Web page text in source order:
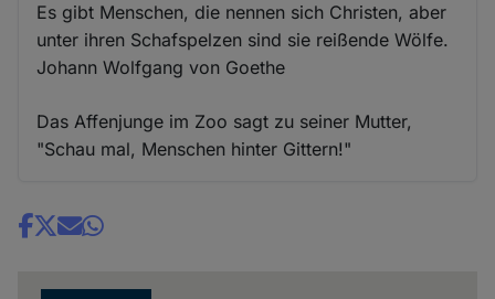
Es gibt Menschen, die nennen sich Christen, aber
unter ihren Schafspelzen sind sie reißende Wölfe.
Johann Wolfgang von Goethe
Das Affenjunge im Zoo sagt zu seiner Mutter,
"Schau mal, Menschen hinter Gittern!"
Share